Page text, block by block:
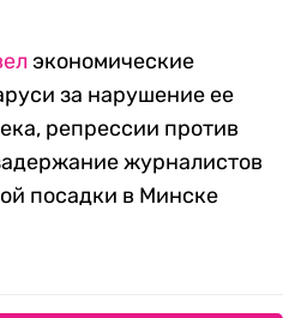
экономические
за нарушение ее
репрессии против
журналистов
посадки в Минске